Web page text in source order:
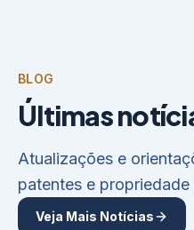
BLOG
Últimas
Atualizações e
patentes e propriedade
Veja Mais Notícias